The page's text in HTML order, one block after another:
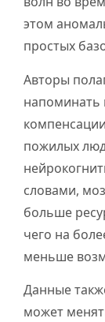
этом
простых
Авторы
напоминать
пожилых
словами,
больше
чего на
меньше
Данные
может